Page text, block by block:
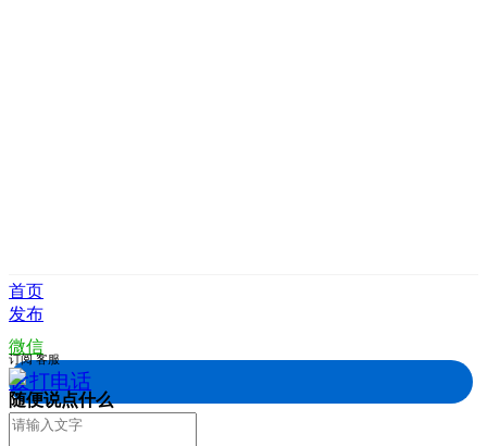
首页
发布
微信
拨打电话
订阅 客服
随便说点什么